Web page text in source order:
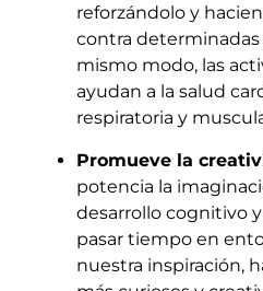
reforzándolo y
contra
mismo modo, las
ayudan a la salud
respiratoria y
Promueve la
potencia la
desarrollo cognitivo
pasar tiempo en
nuestra inspiración,